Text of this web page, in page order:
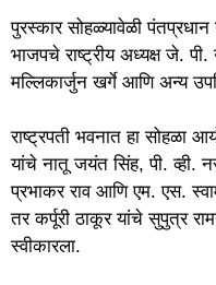
पुरस्कार सोहळ्यावेळी
भाजपचे राष्ट्रीय अध्यक्ष जे.
मल्लिकार्जुन खर्गे आणि अन्य
राष्ट्रपती भवनात हा सोहळा
यांचे नातू जयंत सिंह, पी. व्ही.
प्रभाकर राव आणि एम. एस.
तर कर्पूरी ठाकूर यांचे सुपुत्र
स्वीकारला.